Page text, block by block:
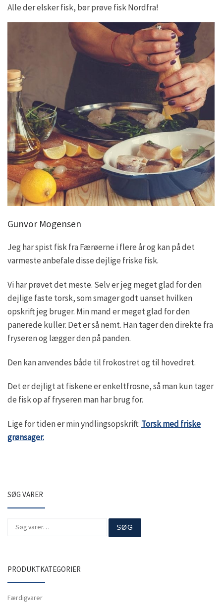
Alle der elsker fisk, bør prøve fisk Nordfra!
Gunvor Mogensen
Jeg har spist fisk fra Færøerne i flere år og kan på det
varmeste anbefale disse dejlige friske fisk.
Vi har prøvet det meste. Selv er jeg meget glad for den
dejlige faste torsk, som smager godt uanset hvilken
opskrift jeg bruger. Min mand er meget glad for den
panerede kuller. Det er så nemt. Han tager den direkte fra
fryseren og lægger den på panden.
Den kan anvendes både til frokostret og til hovedret.
Det er dejligt at fiskene er enkeltfrosne, så man kun tager
de fisk op af fryseren man har brug for.
Lige for tiden er min yndlingsopskrift: Torsk med friske
grønsager.
SØG VARER
SØG
PRODUKTKATEGORIER
Færdigvarer